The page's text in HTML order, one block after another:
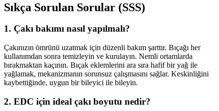
Sıkça Sorulan Sorular (SSS)
1. Çakı bakımı nasıl yapılmalı?
Çakınızın ömrünü uzatmak için düzenli bakım şarttır. Bıçağı her
kullanımdan sonra temizleyin ve kurulayın. Nemli ortamlarda
bırakmaktan kaçının. Bıçak eklemlerini ara sıra hafif bir yağ ile
yağlamak, mekanizmanın sorunsuz çalışmasını sağlar. Keskinliğini
kaybettiğinde, uygun bir bileyici ile bileyin.
2. EDC için ideal çakı boyutu nedir?